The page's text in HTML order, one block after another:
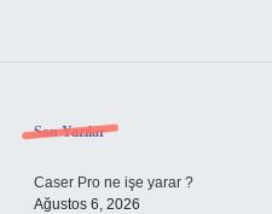
Sidebar
Son Yazılar
Caser Pro ne işe yarar ?
Ağustos 6, 2026